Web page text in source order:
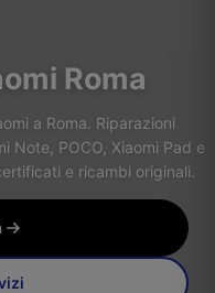
Roma
a Roma. Riparazioni
Note, POCO, Xiaomi Pad e
e ricambi originali.